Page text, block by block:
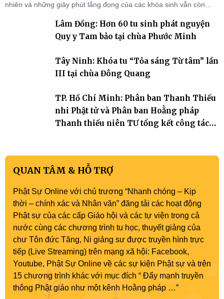
nhiên và những giây phút lắng đọng của các khóa sinh vẫn còn
Tháp). Những tuần tu học ngắn ngủi nhưng đã trở thành hành
trang quý báu, gieo những hạt giống thiện l
Lâm Đồng: Hơn 60 tu sinh phát nguyện
Quy y Tam bảo tại chùa Phước Minh
Tây Ninh: Khóa tu “Tỏa sáng Từ tâm” lần
III tại chùa Đông Quang
TP. Hồ Chí Minh: Phân ban Thanh Thiếu
nhi Phật tử và Phân ban Hoằng pháp
Thanh thiếu niên TƯ tổng kết công tác
QUAN TÂM & HỖ TRỢ
Phật Sự Online với chủ trương “Nhanh chóng – Kịp
thời – chính xác và Nhân văn” đăng tải các hoạt động
Phật sự của các cấp Giáo hội và các tự viện trong cả
nước cùng các chương trình tu học, thuyết giảng của
chư Tôn đức Tăng, Ni giảng sư được truyền hình trực
tiếp (Live Streaming) trên mạng xã hội: Facebook,
Youtube, Phật Sự Online về các sự kiện Phật sự và trên
15 chương trình khác với mục đích “ Đẩy mạnh truyền
thông Phật giáo như một kênh Hoằng pháp …”